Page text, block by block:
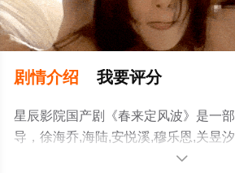
剧情介绍 我要评分
星辰影院国产剧《春来定风波》是一
导，徐海乔,海陆,安悦溪,穆乐恩,关昱
阳,秦牛正威,王艺瑾,孙滢皓
